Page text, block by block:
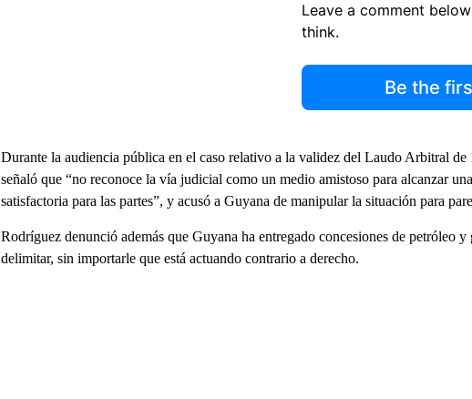
Leave a comment
think.
Be the
Durante la audiencia pública en el caso relativo a la validez del Laudo Arbitral de
señaló que “no reconoce la vía judicial como un medio amistoso para alcanzar
satisfactoria para las partes”, y acusó a Guyana de manipular la situación para
Rodríguez denunció además que Guyana ha entregado concesiones de petróleo
delimitar, sin importarle que está actuando contrario a derecho.